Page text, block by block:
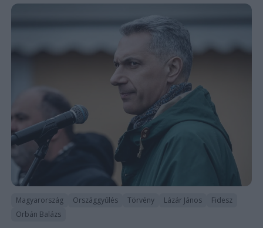
Magyarország Országgyűlés Törvény Lázár János
Fidesz
Orbán Balázs